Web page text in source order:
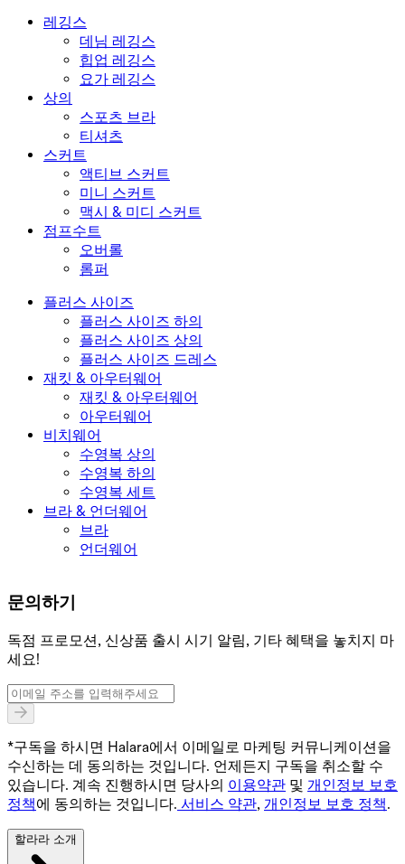
레깅스
데님 레깅스
힙업 레깅스
요가 레깅스
상의
스포츠 브라
티셔츠
스커트
액티브 스커트
미니 스커트
맥시 & 미디 스커트
점프수트
오버롤
롬퍼
플러스 사이즈
플러스 사이즈 하의
플러스 사이즈 상의
플러스 사이즈 드레스
재킷 & 아우터웨어
재킷 & 아우터웨어
아우터웨어
비치웨어
수영복 상의
수영복 하의
수영복 세트
브라 & 언더웨어
브라
언더웨어
문의하기
독점 프로모션, 신상품 출시 시기 알림, 기타 혜택을 놓치지 마
세요!
*구독을 하시면 Halara에서 이메일로 마케팅 커뮤니케이션을
수신하는 데 동의하는 것입니다. 언제든지 구독을 취소할 수
있습니다. 계속 진행하시면 당사의 이용약관 및 개인정보 보호
정책에 동의하는 것입니다. 서비스 약관, 개인정보 보호 정책.
할라라 소개